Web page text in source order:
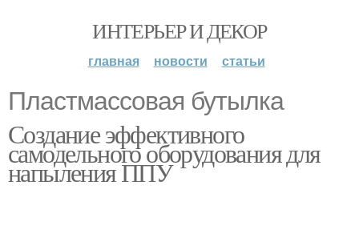
ИНТЕРЬЕР И ДЕКОР
главная новости статьи
Пластмассовая бутылка
Создание эффективного
самодельного оборудования для
напыления ППУ